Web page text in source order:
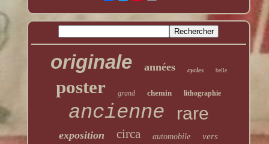
originale années cycles belle
poster grand chemin lithographie
ancienne rare
exposition circa automobile vers